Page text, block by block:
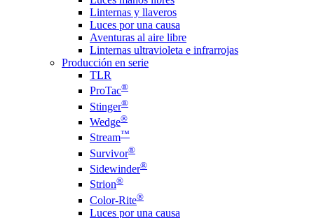
Linternas y llaveros
Luces por una causa
Aventuras al aire libre
Linternas ultravioleta e infrarrojas
Producción en serie
TLR
ProTac®
Stinger®
Wedge®
Stream™
Survivor®
Sidewinder®
Strion®
Color-Rite®
Luces por una causa